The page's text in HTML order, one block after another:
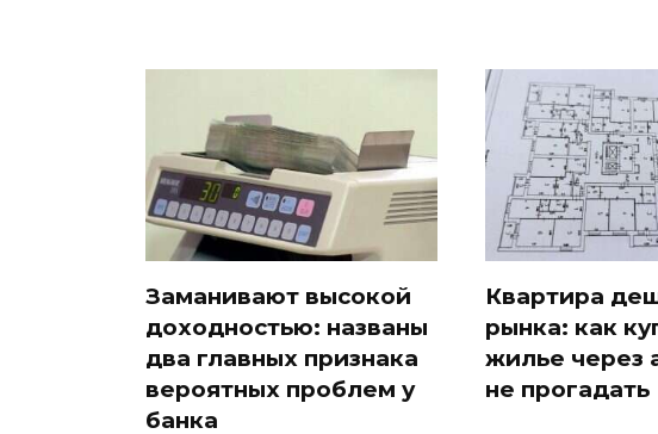
Заманивают высокой
доходностью: названы
два главных признака
вероятных проблем у
банка
Квартира
рынка: как
жилье через
не прогадать